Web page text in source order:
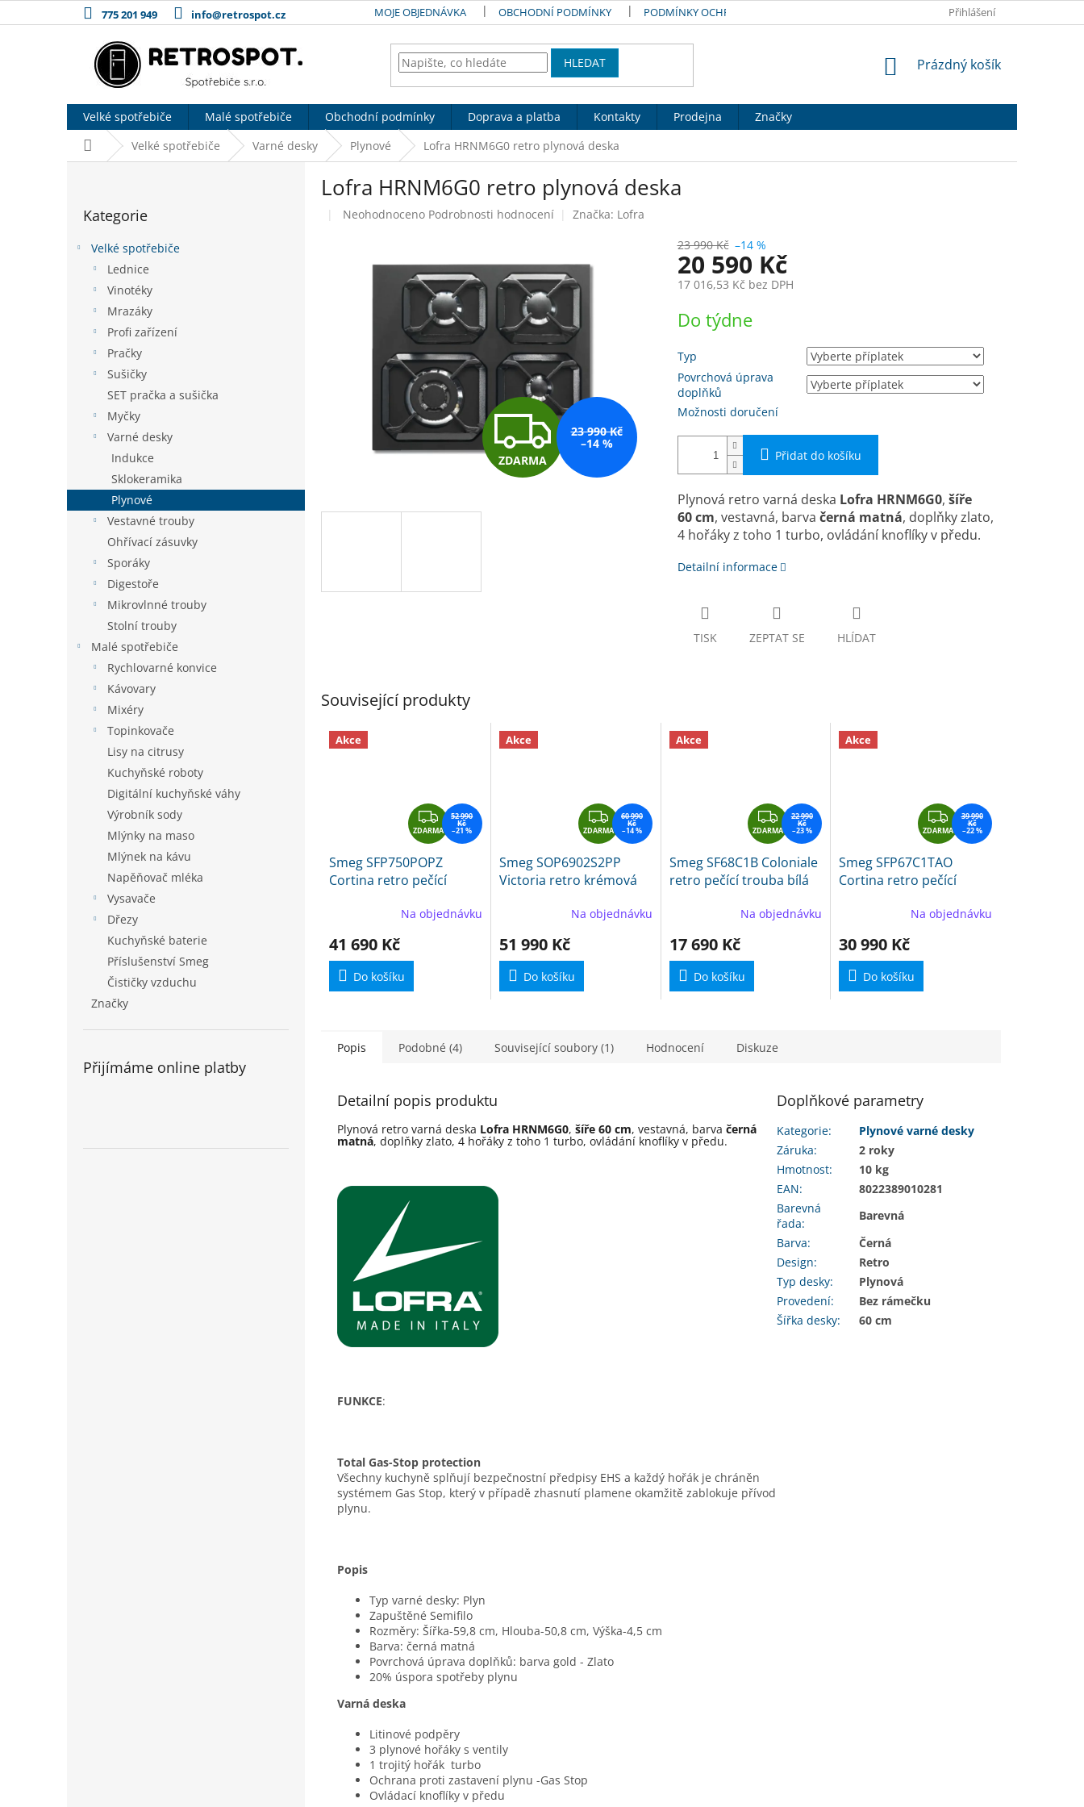
na
775 201 949 info@retrospot.cz MOJE OBJEDNÁVKA OBCHODNÍ PODMÍNKY PODMÍNKY OCHRANY OSOBNÍCH ÚDAJŮ DOPRAVA A PLATBAPřihlášení
HLEDAT
NÁKUPNÍ
Prázdný košík
Velké spotřebiče Malé spotřebiče Obchodní podmínky Doprava a platba Kontakty Prodejna
Značky
Domů Velké spotřebiče Varné desky Plynové Lofra HRNM6G0 retro plynová deska
kategorie
Kategorie
Velké spotřebiče
Lednice
Vinotéky
Mrazáky
Profi zařízení
Pračky
Sušičky
SET pračka a sušička
Myčky
Varné desky
Indukce
Sklokeramika
Plynové
Vestavné trouby
Ohřívací zásuvky
Sporáky
Digestoře
Mikrovlnné trouby
Stolní trouby
Malé spotřebiče
Rychlovarné konvice
Kávovary
Mixéry
Topinkovače
Lisy na citrusy
Kuchyňské roboty
Digitální kuchyňské váhy
Výrobník sody
Mlýnky na maso
Mlýnek na kávu
Napěňovač mléka
Vysavače
Dřezy
Kuchyňské baterie
Příslušenství Smeg
Čističky vzduchu
Značky
Přijímáme online platby
Lofra HRNM6G0 retro plynová deska
Průměrné
Neohodnoceno Podrobnosti hodnocení Značka: Lofra
Z
D
ZDARMA
23 990 Kč
–14 %
23 990 Kč –14 %
20 590 Kč
17 016,53 Kč bez DPH
cena:
Do týdne
Typ
Povrchová úprava
doplňků
Možnosti doručení
Přidat do košíku
Plynová retro varná deska Lofra HRNM6G0, ší­ře
60 cm, vestavná, barva černá matná, doplňky zlato,
4 hořáky z toho 1 turbo, ovládání knoflíky v předu.
Detailní informace
TISK ZEPTAT SE HLÍDAT
Související produkty
Akce
Z
D
A
R
A
ZDARMA
52 990
Kč
–21 %
Smeg SFP750POPZ
Cortina retro pečící
Na objednávku
41 690 Kč
Do košíku
Akce
Z
D
A
R
A
ZDARMA
60 990
Kč
–14 %
Smeg SOP6902S2PP
Victoria retro krémová
Na objednávku
51 990 Kč
Do košíku
Akce
Z
D
A
R
A
ZDARMA
22 990
Kč
–23 %
Smeg SF68C1B Coloniale
retro pečící trouba bílá
Na objednávku
17 690 Kč
Do košíku
Akce
Z
D
A
R
A
ZDARMA
39 990
Kč
–22 %
Smeg SFP67C1TAO
Cortina retro pečící
Na objednávku
30 990 Kč
Do košíku
Popis Podobné (4) Související soubory (1) Hodnocení Diskuze
Detailní popis produktu
Plynová retro varná deska Lofra HRNM6G0, ší­ře 60 cm, vestavná, barva černá
matná, doplňky zlato, 4 hořáky z toho 1 turbo, ovládání knoflíky v předu.
FUNKCE:
Total Gas-Stop protection
Všechny kuchyně splňují bezpečnostní předpisy EHS a každý hořák je chráněn
systémem Gas Stop, který v případě zhasnutí plamene okamžitě zablokuje přívod
plynu.
Popis
Typ varné desky: Plyn
Zapuštěné Semifilo
Rozměry: Šířka-59,8 cm, Hlouba-50,8 cm, Výška-4,5 cm
Barva: černá matná
Povrchová úprava doplňků: barva gold - Zlato
20% úspora spotřeby plynu
Varná deska
Litinové podpěry
3 plynové hořáky s ventily
1 trojitý hořák turbo
Ochrana proti zastavení plynu -Gas Stop
Ovládací knoflíky v předu
Doplňkové parametry
Kategorie:
Plynové varné desky
Záruka:
2 roky
Hmotnost:
10 kg
EAN:
8022389010281
Barevná
řada:
Barevná
Barva:
Černá
Design:
Retro
Typ desky:
Plynová
Provedení:
Bez rámečku
Šířka desky: 60 cm